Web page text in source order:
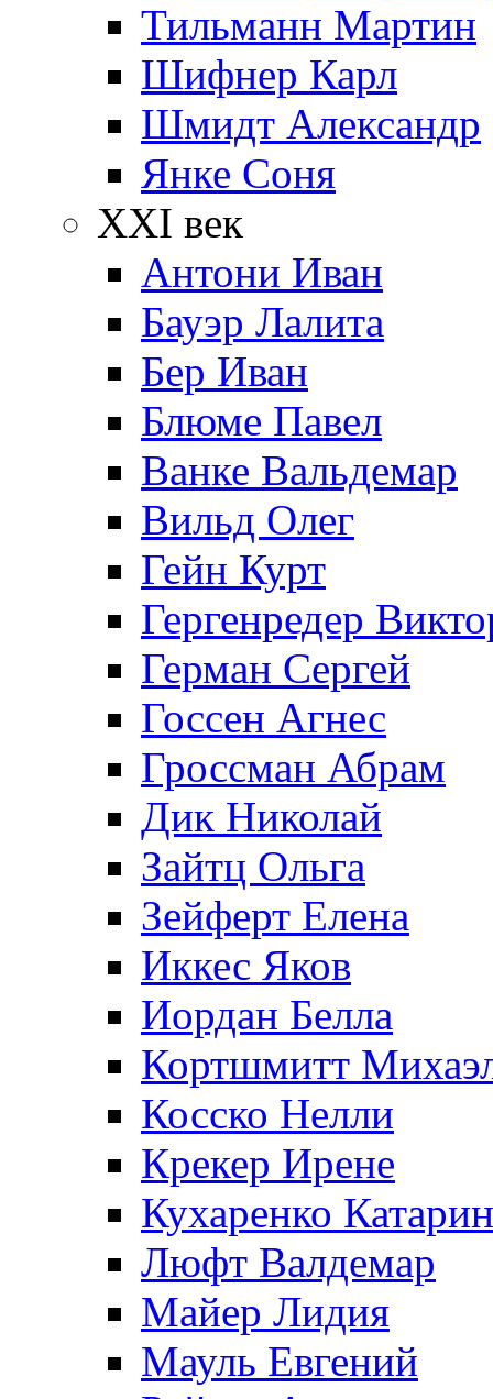
Тильманн Мартин
Шифнер Карл
Шмидт Александр
Янке Соня
XXI век
Антони Иван
Бауэр Лалита
Бер Иван
Блюме Павел
Ванке Вальдемар
Вильд Олег
Гейн Курт
Гергенредер
Герман Сергей
Госсен Агнес
Гроссман Абрам
Дик Николай
Зайтц Ольга
Зейферт Елена
Иккес Яков
Иордан Белла
Кортшмитт
Косско Нелли
Крекер Ирене
Кухаренко
Люфт Валдемaр
Майер Лидия
Мауль Евгений